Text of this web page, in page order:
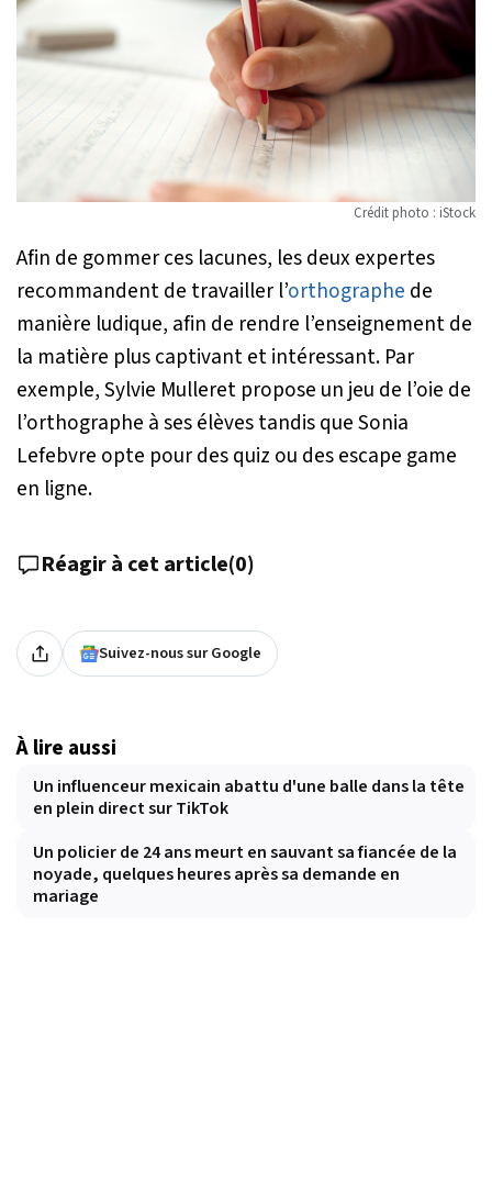
Crédit photo : iStock
Afin de gommer ces lacunes, les deux expertes
recommandent de travailler l’orthographe de
manière ludique, afin de rendre l’enseignement de
la matière plus captivant et intéressant. Par
exemple, Sylvie Mulleret propose un jeu de l’oie de
l’orthographe à ses élèves tandis que Sonia
Lefebvre opte pour des quiz ou des escape game
en ligne.
Réagir à cet article(0)
Suivez-nous sur Google
À lire aussi
Un influenceur mexicain abattu d'une balle dans la tête
en plein direct sur TikTok
Un policier de 24 ans meurt en sauvant sa fiancée de la
noyade, quelques heures après sa demande en
mariage